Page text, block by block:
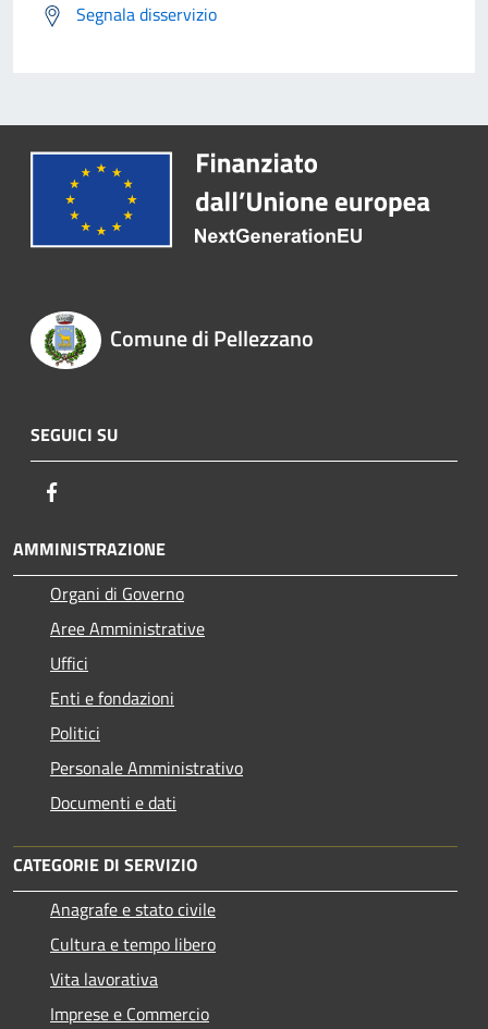
Segnala disservizio
Comune di Pellezzano
SEGUICI SU
AMMINISTRAZIONE
Organi di Governo
Aree Amministrative
Uffici
Enti e fondazioni
Politici
Personale Amministrativo
Documenti e dati
CATEGORIE DI SERVIZIO
Anagrafe e stato civile
Cultura e tempo libero
Vita lavorativa
Imprese e Commercio